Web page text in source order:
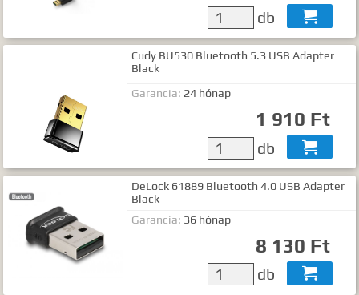
db 
Cudy BU530 Bluetooth 5.3 USB Adapter
Black
Garancia: 24 hónap
1 910 Ft
db 
DeLock 61889 Bluetooth 4.0 USB Adapter
Black
Garancia: 36 hónap
8 130 Ft
db 